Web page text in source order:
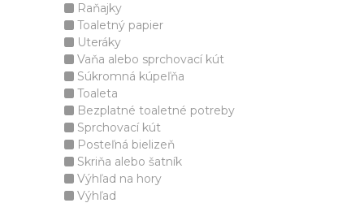
Raňajky
Toaletný papier
Uteráky
Vaňa alebo sprchovací kút
Súkromná kúpeľňa
Toaleta
Bezplatné toaletné potreby
Sprchovací kút
Posteľná bielizeň
Skriňa alebo šatník
Výhľad na hory
Výhľad